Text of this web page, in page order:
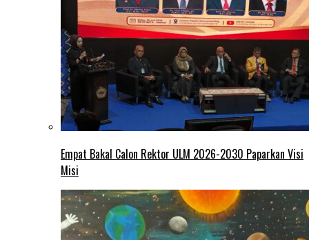
Empat Bakal Calon Rektor ULM 2026-2030 Paparkan Visi
Misi